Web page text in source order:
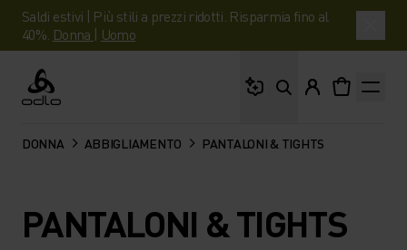
Saldi estivi | Più stili a prezzi ridotti. Risparmia fino al
40%. Donna | Uomo
Odlo
DONNA ABBIGLIAMENTO PANTALONI & TIGHTS
PANTALONI & TIGHTS